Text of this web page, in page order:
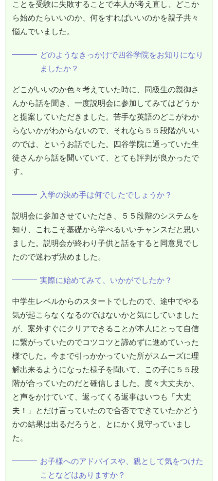
ことを受験に失敗することで本人が考え直し、どこか
ら始めたらいいのか、何をすればいいのかを親子共々
悩んでいました。
どのようなきっかけで四谷学院をお知りになり
ましたか？
どこがいいのか色々考えていた時に、同級生の親御さ
んから話を聞き、一度説明会に参加してみてはどうか
と提案していただきました。苦手な英語のどこがわか
らないかがわからないので、それなら５５段階がいい
のでは、というお話でした。四谷学院に通っていた生
徒さんから話を聞いていて、とても評判が良かったで
す。
入学の決め手は何でしたでしょうか？
説明会に参加させていただき、５５段階のシステムを
知り、これこそ基礎から学べるいいチャンスだと思い
ました。説明会が終わり子供と話をすると同意見でし
たので迷わず決めました。
実際に始めてみて、いかがでしたか？
中学生レベルからのスタートでしたので、途中でやる
気が起こらなくなるのではないかと気にしていました
が、案外すぐにクリアできることが本人にとって自信
に繋がっていたのでコツコツと諦めずに進めていった
様でした。今まで引っかかっていた所がスムーズに理
解出来るようになった様子を聞いて、この子に５５段
階が合っていたのだと確信しました。度々大丈夫か、
と声をかけていて、返ってくる返事はいつも「大丈
夫！」とだけ言っていたので合否でできていたかどう
かの結果は出るだろうと、とにかく見守っていまし
た。
お子様へのアドバイスや、親として気をつけた
ことなどはありますか？